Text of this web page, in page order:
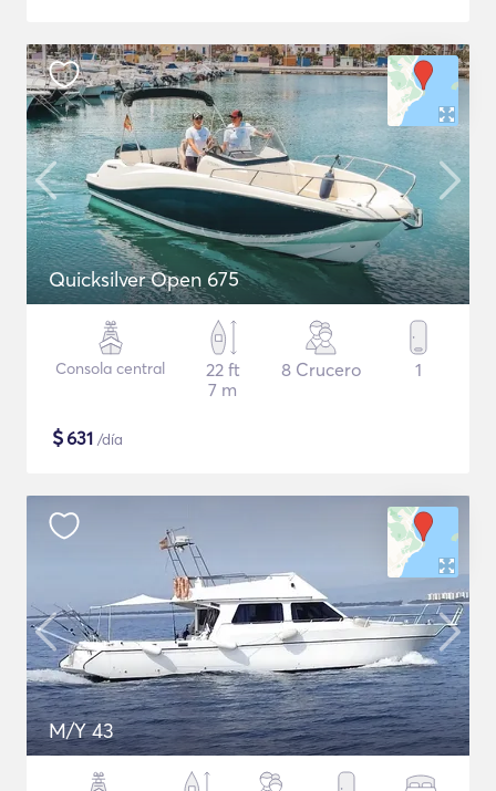
Quicksilver Open 675
Consola central
22 ft
7 m
8 Crucero 1
$631 /día
M/Y 43